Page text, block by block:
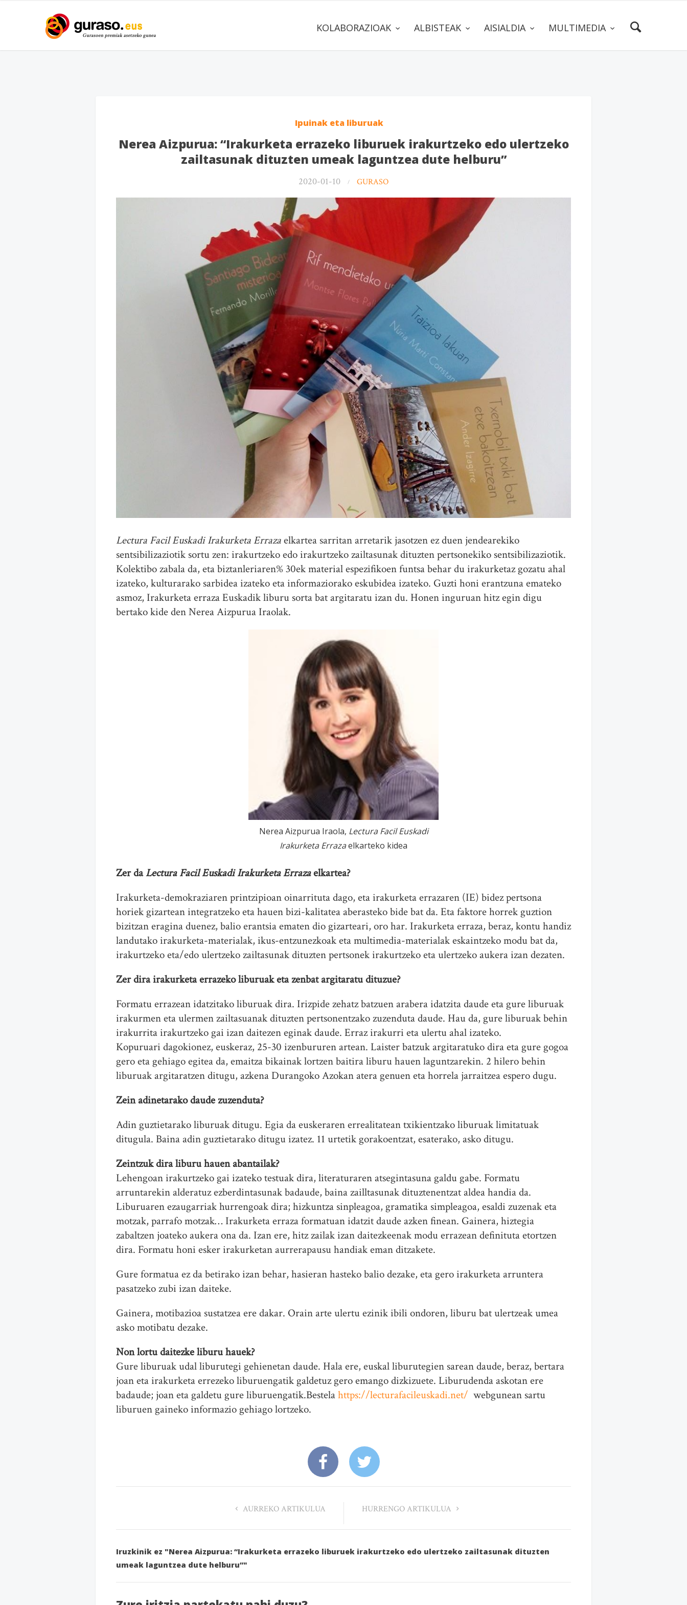
KOLABORAZIOAK ALBISTEAK AISIALDIA MULTIMEDIA
Ipuinak eta liburuak
Nerea Aizpurua: “Irakurketa errazeko liburuek irakurtzeko edo ulertzeko
zailtasunak dituzten umeak laguntzea dute helburu”
2020-01-10 GURASO
Lectura Facil Euskadi Irakurketa Errazaelkartea sarritan arretarik jasotzen ez duen jendearekiko
sentsibilizaziotik sortu zen: irakurtzeko edo irakurtzeko zailtasunak dituzten pertsonekiko sentsibilizaziotik.
Kolektibo zabala da, eta biztanleriaren% 30ek material espezifikoen funtsa behar du irakurketaz gozatu ahal
izateko, kulturarako sarbidea izateko eta informaziorako eskubidea izateko. Guzti honi erantzuna emateko
asmoz, Irakurketa erraza Euskadik liburu sorta bat argitaratu izan du. Honen inguruan hitz egin digu
bertako kide den Nerea Aizpurua Iraolak.
Nerea Aizpurua Iraola, Lectura Facil Euskadi
Irakurketa Errazaelkarteko kidea
Zer daLectura Facil Euskadi Irakurketa Errazaelkartea?
Irakurketa-demokraziaren printzipioan oinarrituta dago, eta irakurketa errazaren (IE) bidez pertsona
horiek gizartean integratzeko eta hauen bizi-kalitatea aberasteko bide bat da. Eta faktore horrek guztion
bizitzan eragina duenez, balio erantsia ematen dio gizarteari, oro har. Irakurketa erraza, beraz, kontu handiz
landutako irakurketa-materialak, ikus-entzunezkoak eta multimedia-materialak eskaintzeko modu bat da,
irakurtzeko eta/edo ulertzeko zailtasunak dituzten pertsonek irakurtzeko eta ulertzeko aukera izan dezaten.
Zer dira irakurketa errazeko liburuak eta zenbat argitaratu dituzue?
Formatu errazean idatzitako liburuak dira. Irizpide zehatz batzuen arabera idatzita daude eta gure liburuak
irakurmen eta ulermen zailtasuanak dituzten pertsonentzako zuzenduta daude. Hau da, gure liburuak behin
irakurrita irakurtzeko gai izan daitezen eginak daude. Erraz irakurri eta ulertu ahal izateko.
Kopuruari dagokionez, euskeraz, 25-30 izenbururen artean. Laister batzuk argitaratuko dira eta gure gogoa
gero eta gehiago egitea da, emaitza bikainak lortzen baitira liburu hauen laguntzarekin. 2 hilero behin
liburuak argitaratzen ditugu, azkena Durangoko Azokan atera genuen eta horrela jarraitzea espero dugu.
Zein adinetarako daude zuzenduta?
Adin guztietarako liburuak ditugu. Egia da euskeraren errealitatean txikientzako liburuak limitatuak
ditugula. Baina adin guztietarako ditugu izatez. 11 urtetik gorakoentzat, esaterako, asko ditugu.
Zeintzuk dira liburu hauen abantailak?
Lehengoan irakurtzeko gai izateko testuak dira, literaturaren atsegintasuna galdu gabe. Formatu
arruntarekin alderatuz ezberdintasunak badaude, baina zailltasunak dituztenentzat aldea handia da.
Liburuaren ezaugarriak hurrengoak dira; hizkuntza sinpleagoa, gramatika simpleagoa, esaldi zuzenak eta
motzak, parrafo motzak… Irakurketa erraza formatuan idatzit daude azken finean. Gainera, hiztegia
zabaltzen joateko aukera ona da. Izan ere, hitz zailak izan daitezkeenak modu errazean definituta etortzen
dira. Formatu honi esker irakurketan aurrerapausu handiak eman ditzakete.
Gure formatua ez da betirako izan behar, hasieran hasteko balio dezake, eta gero irakurketa arruntera
pasatzeko zubi izan daiteke.
Gainera, motibazioa sustatzea ere dakar. Orain arte ulertu ezinik ibili ondoren, liburu bat ulertzeak umea
asko motibatu dezake.
Non lortu daitezke liburu hauek?
Gure liburuak udal liburutegi gehienetan daude. Hala ere, euskal liburutegien sarean daude, beraz, bertara
joan eta irakurketa errezeko liburuengatik galdetuz gero emango dizkizuete. Liburudenda askotan ere
badaude; joan eta galdetu gure liburuengatik.Bestelahttps://lecturafacileuskadi.net/ webgunean sartu
liburuen gaineko informazio gehiago lortzeko.
AURREKO ARTIKULUA HURRENGO ARTIKULUA
Iruzkinik ez "Nerea Aizpurua: “Irakurketa errazeko liburuek irakurtzeko edo ulertzeko zailtasunak dituzten
umeak laguntzea dute helburu”"